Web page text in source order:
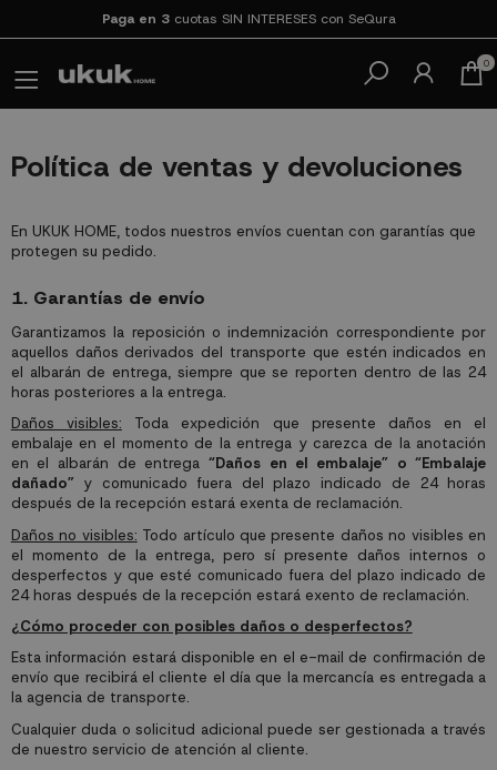
Paga en 3cuotas SIN INTERESES con SeQura
0
Política de ventas y devoluciones
En UKUK HOME, todos nuestros envíos cuentan con garantías que
protegen su pedido.
1. Garantías de envío
Garantizamos la reposición o indemnización correspondiente por
aquellos daños derivados del transporte que estén indicados en
el albarán de entrega, siempre que se reporten dentro de las 24
horas posteriores a la entrega.
Daños visibles: Toda expedición que presente daños en el
embalaje en el momento de la entrega y carezca de la anotación
en el albarán de entrega “Daños en el embalaje” o “Embalaje
dañado” y comunicado fuera del plazo indicado de 24 horas
después de la recepción estará exenta de reclamación.
Daños no visibles: Todo artículo que presente daños no visibles en
el momento de la entrega, pero sí presente daños internos o
desperfectos y que esté comunicado fuera del plazo indicado de
24 horas después de la recepción estará exento de reclamación.
¿Cómo proceder con posibles daños o desperfectos?
Esta información estará disponible en el e-mail de confirmación de
envío que recibirá el cliente el día que la mercancía es entregada a
la agencia de transporte.
Cualquier duda o solicitud adicional puede ser gestionada a través
de nuestro servicio de atención al cliente.